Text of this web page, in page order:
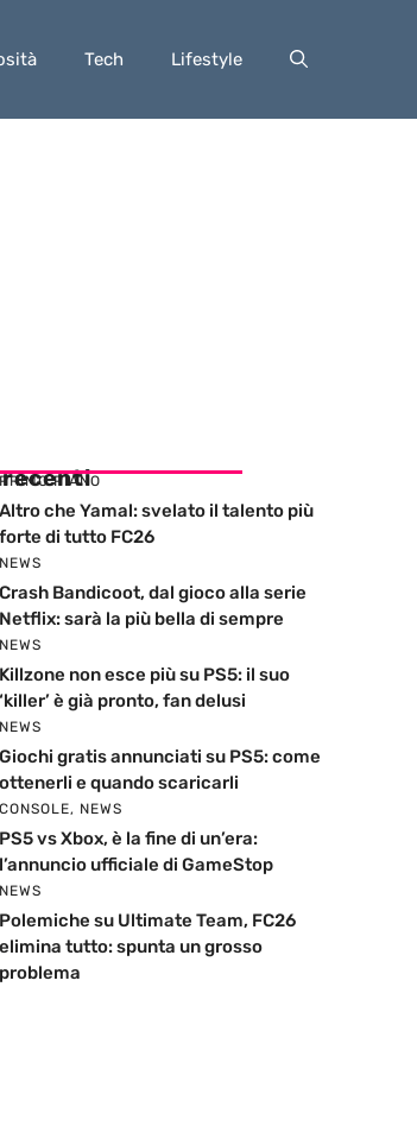
Tech Lifestyle
PRIMO PIANO
Altro che Yamal: svelato il talento più
forte di tutto FC26
NEWS
Crash Bandicoot, dal gioco alla serie
Netflix: sarà la più bella di sempre
NEWS
Killzone non esce più su PS5: il suo
‘killer’ è già pronto, fan delusi
NEWS
Giochi gratis annunciati su PS5: come
ottenerli e quando scaricarli
CONSOLE, NEWS
PS5 vs Xbox, è la fine di un’era:
l’annuncio ufficiale di GameStop
NEWS
Polemiche su Ultimate Team, FC26
elimina tutto: spunta un grosso
problema